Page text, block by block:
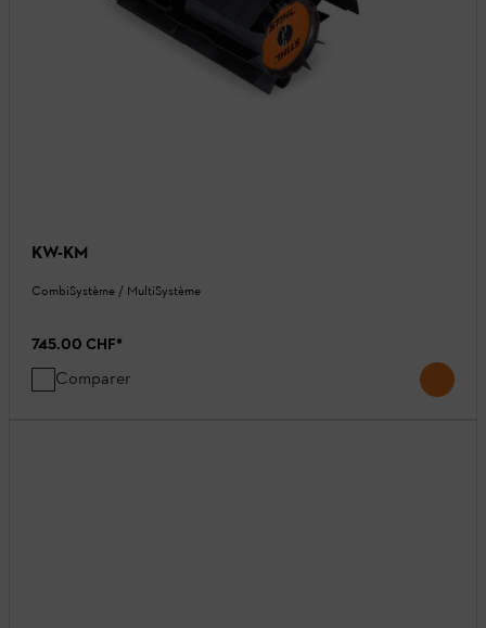
KW-KM
CombiSystème / MultiSystème
745.00 CHF*
Comparer